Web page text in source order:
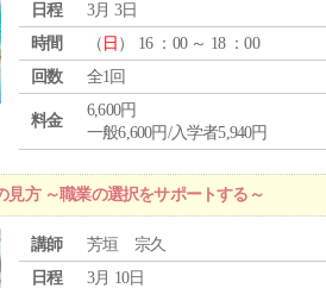
日程
3月 3日
時間
（ 日 ） 16 ：00 ～ 18 ：00
回数
全1回
料金
6,600円
一般6,600円/入学者5,940円
見方 ～職業の選択をサポートする～
講師
芳垣 宗久
日程
3月 10日